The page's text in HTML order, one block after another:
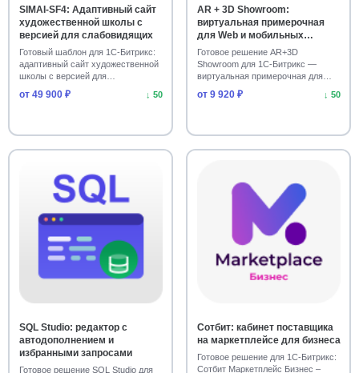
Сайты строительства и производства 33
Интеграция с 1С и Битрикс24
Мета-теги и SEO-оптимизация
Защита от спама и ботов
Сайты для строительства и ремонта
Интеграция с Ozon, Wildberries и другими
Корпоративные сайты и порталы Интеграция 27
Калькуляторы и конструкторы
Интеграции и экспорт данных
Микроразметка и метаданные
SIMAI-SF4: Адаптивный сайт
художественной школы с
версией для слабовидящих
Готовый шаблон для 1С-Битрикс:
адаптивный сайт художественной
школы с версией для
слабовидящих. Купи…
от 49 900 ₽ ↓ 50
AR + 3D Showroom:
виртуальная примерочная
для Web и мобильных
платформ
Готовое решение AR+3D
Showroom для 1С-Битрикс —
виртуальная примерочная для
Web, Android и IOS. Скач…
от 9 920 ₽ ↓ 50
SQL Studio: редактор с
автодополнением и
избранными запросами
Готовое решение SQL Studio для
Сотбит: кабинет поставщика
на маркетплейсе для бизнеса
Готовое решение для 1С-Битрикс:
Сотбит Маркетплейс Бизнес –